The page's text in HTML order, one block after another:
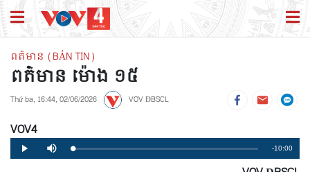
ពត៌មាន (BẢN TIN)
ពត៌មាន ម៉ោង ១៥
Thứ ba, 16:44, 02/06/2026 VOV ĐBSCL
VOV4
Play Mute Loaded:
0%
Progress:
0%
Remaining
Time
-10:00